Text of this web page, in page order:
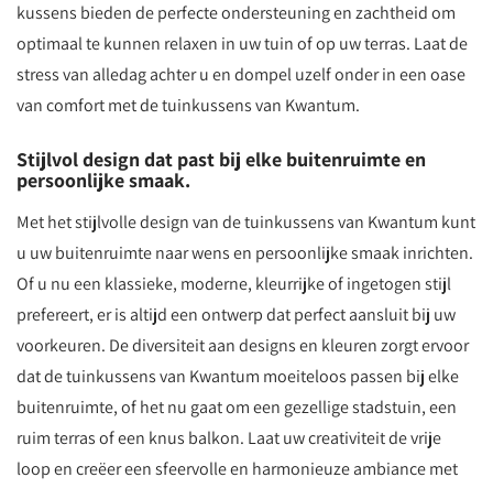
kussens bieden de perfecte ondersteuning en zachtheid om
optimaal te kunnen relaxen in uw tuin of op uw terras. Laat de
stress van alledag achter u en dompel uzelf onder in een oase
van comfort met de tuinkussens van Kwantum.
Stijlvol design dat past bij elke buitenruimte en
persoonlijke smaak.
Met het stijlvolle design van de tuinkussens van Kwantum kunt
u uw buitenruimte naar wens en persoonlijke smaak inrichten.
Of u nu een klassieke, moderne, kleurrijke of ingetogen stijl
prefereert, er is altijd een ontwerp dat perfect aansluit bij uw
voorkeuren. De diversiteit aan designs en kleuren zorgt ervoor
dat de tuinkussens van Kwantum moeiteloos passen bij elke
buitenruimte, of het nu gaat om een gezellige stadstuin, een
ruim terras of een knus balkon. Laat uw creativiteit de vrije
loop en creëer een sfeervolle en harmonieuze ambiance met